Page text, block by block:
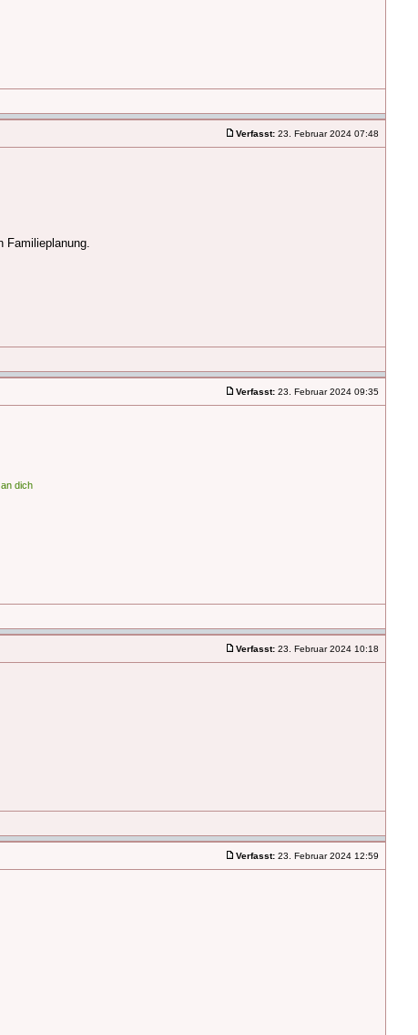
Verfasst: 23. Februar 2024 07:48
Familieplanung.
Verfasst: 23. Februar 2024 09:35
dich
Verfasst: 23. Februar 2024 10:18
Verfasst: 23. Februar 2024 12:59